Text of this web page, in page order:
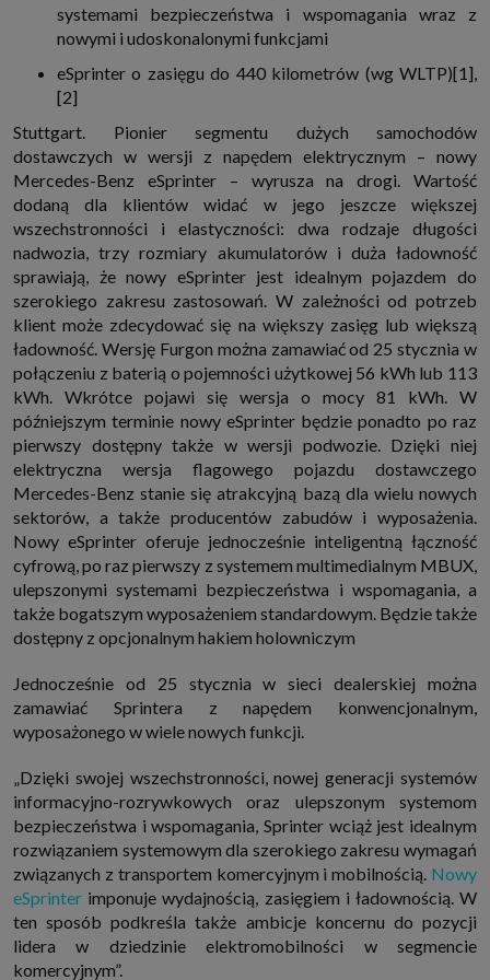
http://www.sagier.pl/
Jeżeli wyrazisz zgodę, o którą wyżej prosimy, administratorami Twoich
Partnerów możesz sprawdzić w każdym momencie na stronie naszej
polityki prywatności
Twoje dane przetwarzamy w następujących celach:
1. Jeśli zawieramy z Tobą umowę o realizację danej usługi (np. usługi
zapewniającej Ci możliwość zapoznania się z jednym z naszych serwisów
w oparciu o treść regulaminu tego serwisu), to możemy przetwarzać
Twoje dane w zakresie niezbędnym do realizacji tej umowy.
2. Zapewnianie bezpieczeństwa usługi (np. sprawdzenie, czy do Twojego
konta nie loguje się nieuprawniona osoba), dokonanie pomiarów
statystycznych, ulepszanie naszych usług i dopasowanie ich do potrzeb i
wygody użytkowników (np. personalizowanie treści w usługach), jak
również prowadzenie marketingu i promocji własnych usług (np. jeśli
interesujesz się motoryzacją i oglądasz artykuły w biznesistyl.pl lub na
innych stronach internetowych, to możemy Ci wyświetlić reklamę
dotyczącą artykułu w serwisie biznesistyl.pl/automoto. Takie
przetwarzanie danych to realizacja naszych prawnie uzasadnionych
interesów.
3. Za Twoją zgodą usługi marketingowe dostarczą Ci nasi Zaufani
Partnerzy oraz my dla podmiotów trzecich. Aby móc pokazać interesujące
Cię reklamy (np. produktu, którego możesz potrzebować) reklamodawcy i
ich przedstawiciele chcieliby mieć możliwość przetwarzania Twoich
danych związanych z odwiedzanymi przez Ciebie stronami
internetowymi. Udzielenie takiej zgody jest dobrowolne, nie musisz jej
udzielać, nie pozbawi Cię to dostępu do naszych usług. Masz również
możliwość ograniczenia zakresu lub zmiany zgody w dowolnym
momencie.
Twoje dane przetwarzane będą do czasu istnienia podstawy do ich
przetwarzania, czyli w przypadku udzielenia zgody do momentu jej
cofnięcia, ograniczenia lub innych działań z Twojej strony ograniczających
tę zgodę, w przypadku niezbędności danych do wykonania umowy, przez
czas jej wykonywania i ewentualnie okres przedawnienia roszczeń z niej
podstawą przetwarzania danych jest uzasadniony interes administratora,
do czasu zgłoszenia przez Ciebie skutecznego sprzeciwu.
Przekazywanie danych
Administratorzy danych mogą powierzać Twoje dane podwykonawcom IT,
podstawie umowy o powierzenie przetwarzania danych zobowiązującej
nich do własnych celów.
Cookies
Na naszych stronach używamy znaczników internetowych takich jak pliki
np. cookie lub local storage do zbierania i przetwarzania danych
osobowych w celu personalizowania treści i reklam oraz analizowania
ruchu na stronach, aplikacjach i w Internecie. W ten sposób technologię tę
wykorzystują również podmioty z Grupy SAGIER oraz nasi Zaufani
Partnerzy, którzy także chcą dopasowywać reklamy do Twoich preferencji.
Cookies to dane informatyczne zapisywane w plikach i przechowywane na
Twoim urządzeniu końcowym (tj. twój komputer, tablet, smartphone itp.),
systemami bezpieczeństwa i wspomagania wraz z
nowymi i udoskonalonymi funkcjami
eSprinter o zasięgu do 440 kilometrów (wg WLTP)[1],
[2]
Stuttgart. Pionier segmentu dużych samochodów
dostawczych w wersji z napędem elektrycznym – nowy
Mercedes-Benz eSprinter – wyrusza na drogi. Wartość
dodaną dla klientów widać w jego jeszcze większej
wszechstronności i elastyczności: dwa rodzaje długości
nadwozia, trzy rozmiary akumulatorów i duża ładowność
sprawiają, że nowy eSprinter jest idealnym pojazdem do
szerokiego zakresu zastosowań. W zależności od potrzeb
klient może zdecydować się na większy zasięg lub większą
ładowność. Wersję Furgon można zamawiać od 25 stycznia w
połączeniu z baterią o pojemności użytkowej 56 kWh lub 113
kWh. Wkrótce pojawi się wersja o mocy 81 kWh. W
późniejszym terminie nowy eSprinter będzie ponadto po raz
pierwszy dostępny także w wersji podwozie. Dzięki niej
elektryczna wersja flagowego pojazdu dostawczego
Mercedes-Benz stanie się atrakcyjną bazą dla wielu nowych
sektorów, a także producentów zabudów i wyposażenia.
Nowy eSprinter oferuje jednocześnie inteligentną łączność
cyfrową, po raz pierwszy z systemem multimedialnym MBUX,
ulepszonymi systemami bezpieczeństwa i wspomagania, a
także bogatszym wyposażeniem standardowym. Będzie także
dostępny z opcjonalnym hakiem holowniczym
Jednocześnie od 25 stycznia w sieci dealerskiej można
zamawiać Sprintera z napędem konwencjonalnym,
wyposażonego w wiele nowych funkcji.
„Dzięki swojej wszechstronności, nowej generacji systemów
informacyjno-rozrywkowych oraz ulepszonym systemom
bezpieczeństwa i wspomagania, Sprinter wciąż jest idealnym
rozwiązaniem systemowym dla szerokiego zakresu wymagań
związanych z transportem komercyjnym i mobilnością. Nowy
eSprinter imponuje wydajnością, zasięgiem i ładownością. W
ten sposób podkreśla także ambicje koncernu do pozycji
lidera w dziedzinie elektromobilności w segmencie
komercyjnym”.